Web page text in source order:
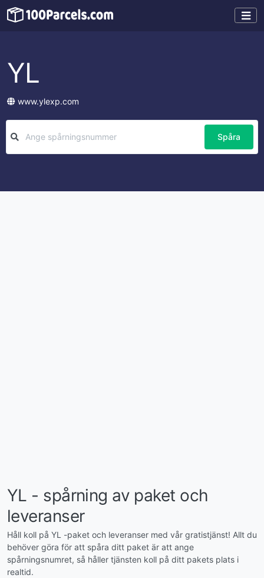
YL
www.ylexp.com
Spåra
YL - spårning av paket och
leveranser
Håll koll på YL -paket och leveranser med vår gratistjänst! Allt du
behöver göra för att spåra ditt paket är att ange
spårningsnumret, så håller tjänsten koll på ditt pakets plats i
realtid.